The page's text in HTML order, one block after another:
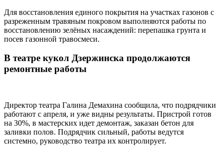
Для восстановления единого покрытия на участках газонов с
разреженным травяным покровом выполняются работы по
восстановлению зелёных насаждений: перепашка грунта и
посев газонной травосмеси.
В театре кукол Дзержинска продолжаются
ремонтные работы
Директор театра Галина Демахина сообщила, что подрядчики
работают с апреля, и уже видны результаты. Пристрой готов
на 30%, в мастерских идет демонтаж, заказан бетон для
заливки полов. Подрядчик сильный, работы ведутся
системно, руководство театра их контролирует.